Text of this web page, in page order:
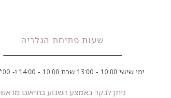
שעות פתיחת הגלריה
ימי שישי 10:00 - 13:00 שבת 10:00 - 14:00 ו- 17:00 - 19:00
ניתן לבקר באמצע השבוע בתיאום מראש